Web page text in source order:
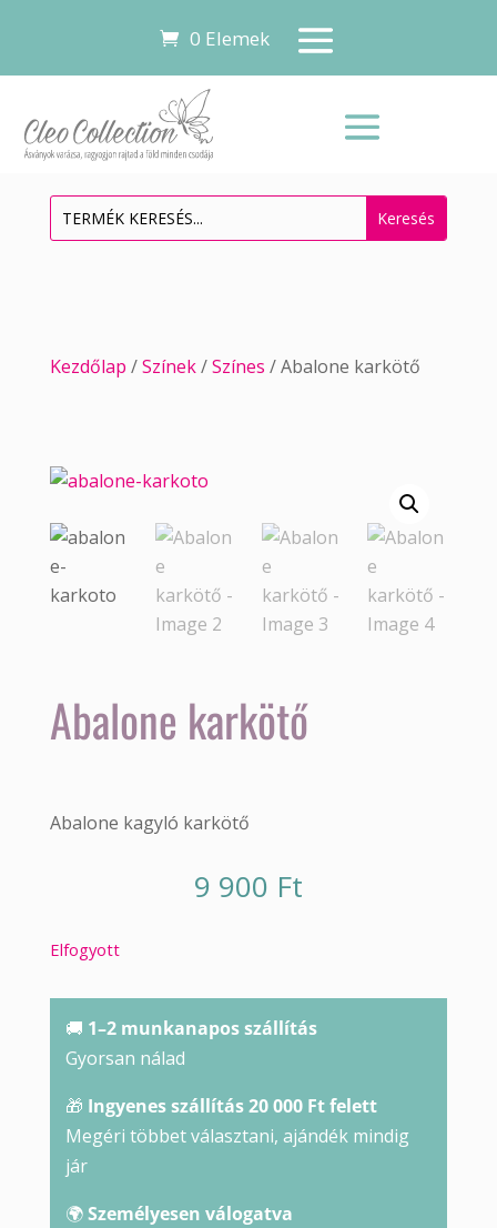
0 Elemek
Kezdőlap /Színek/Színes / Abalone karkötő
Abalone karkötő
Abalone kagyló karkötő
9 900 Ft
Elfogyott
🚚 1–2 munkanapos szállítás
Gyorsan nálad
🎁 Ingyenes szállítás 20 000 Ft felett
Megéri többet választani, ajándék mindig
jár
🌍Személyesen válogatva